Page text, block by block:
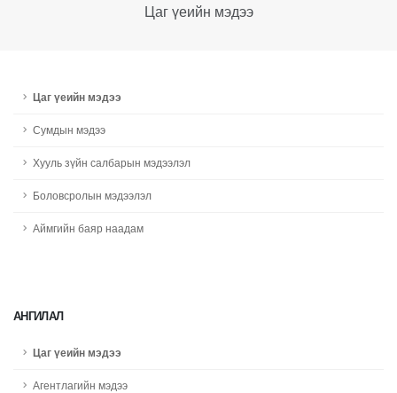
Цаг үеийн мэдээ
Цаг үеийн мэдээ
Сумдын мэдээ
Хууль зүйн салбарын мэдээлэл
Боловсролын мэдээлэл
Аймгийн баяр наадам
АНГИЛАЛ
Цаг үеийн мэдээ
Агентлагийн мэдээ